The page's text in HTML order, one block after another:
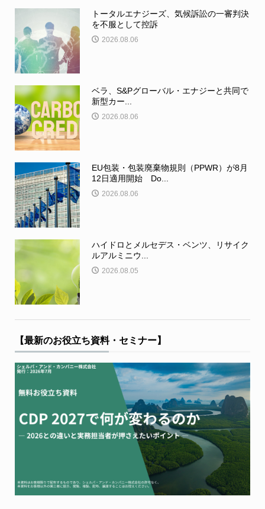
トータルエナジーズ、気候訴訟の一審判決
を不服として控訴
2026.08.06
ベラ、S&Pグローバル・エナジーと共同で
新型カー...
2026.08.06
EU包装・包装廃棄物規則（PPWR）が8月
12日適用開始 Do...
2026.08.06
ハイドロとメルセデス・ベンツ、リサイク
ルアルミニウ...
2026.08.05
【最新のお役立ち資料・セミナー】